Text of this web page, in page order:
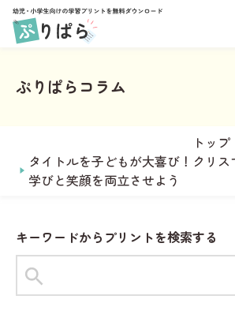
幼児向け学習プリント
あそび
まちがいさがし
めいろ
学習
すうじ
小学生向け学習プリント
2年生
5年生
ぷりぱらについて
コラム
お問い合わせ
サンタからのお手紙メーカー
ぷりぱらコラム
トップ
タイトルを子どもが大喜び！クリ
学びと笑顔を両立させよう
キーワードからプリントを検索する